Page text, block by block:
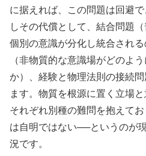
に据えれば、この問題は回避
しその代償として、結合問題
個別の意識が分化し統合され
（非物質的な意識場がどのよ
か）、経験と物理法則の接続
ます。物質を根源に置く立場
それぞれ別種の難問を抱えて
は自明ではない──というのが
況です。